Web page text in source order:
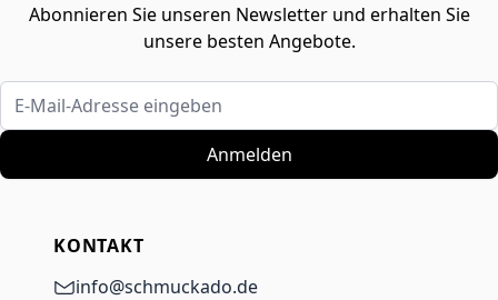
Abonnieren Sie unseren Newsletter und erhalten Sie
unsere besten Angebote.
E-Mail-Adresse eingeben
Anmelden
KONTAKT
info@schmuckado.de